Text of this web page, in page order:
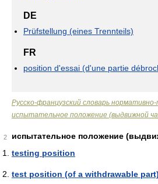
DE
Prüfstellung (eines Trennteils)
FR
position d'essai (d'une partie
Русско-французский словарь
испытательное положение (выдвижной
2
испытательное положение
testing position
test position (of a withdrawable part)